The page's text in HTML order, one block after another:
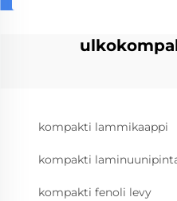
kompakti lammikaappi
kompakti
kompakti fenoli levy